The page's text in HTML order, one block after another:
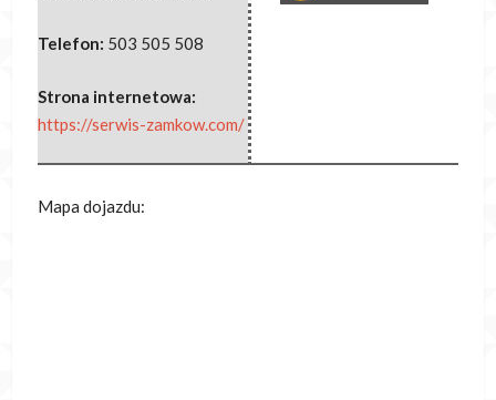
Telefon: 503 505 508
Strona internetowa:
https://serwis-zamkow.com/
Mapa dojazdu: